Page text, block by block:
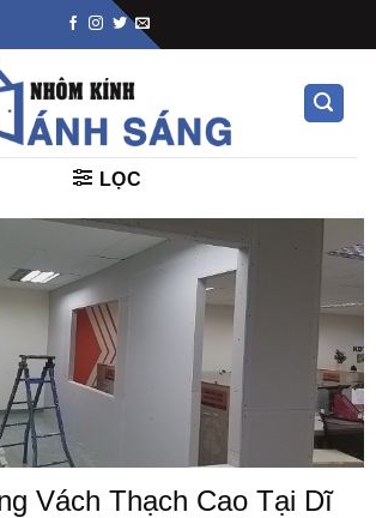
LỌC
Vách Thạch Cao Tại Dĩ